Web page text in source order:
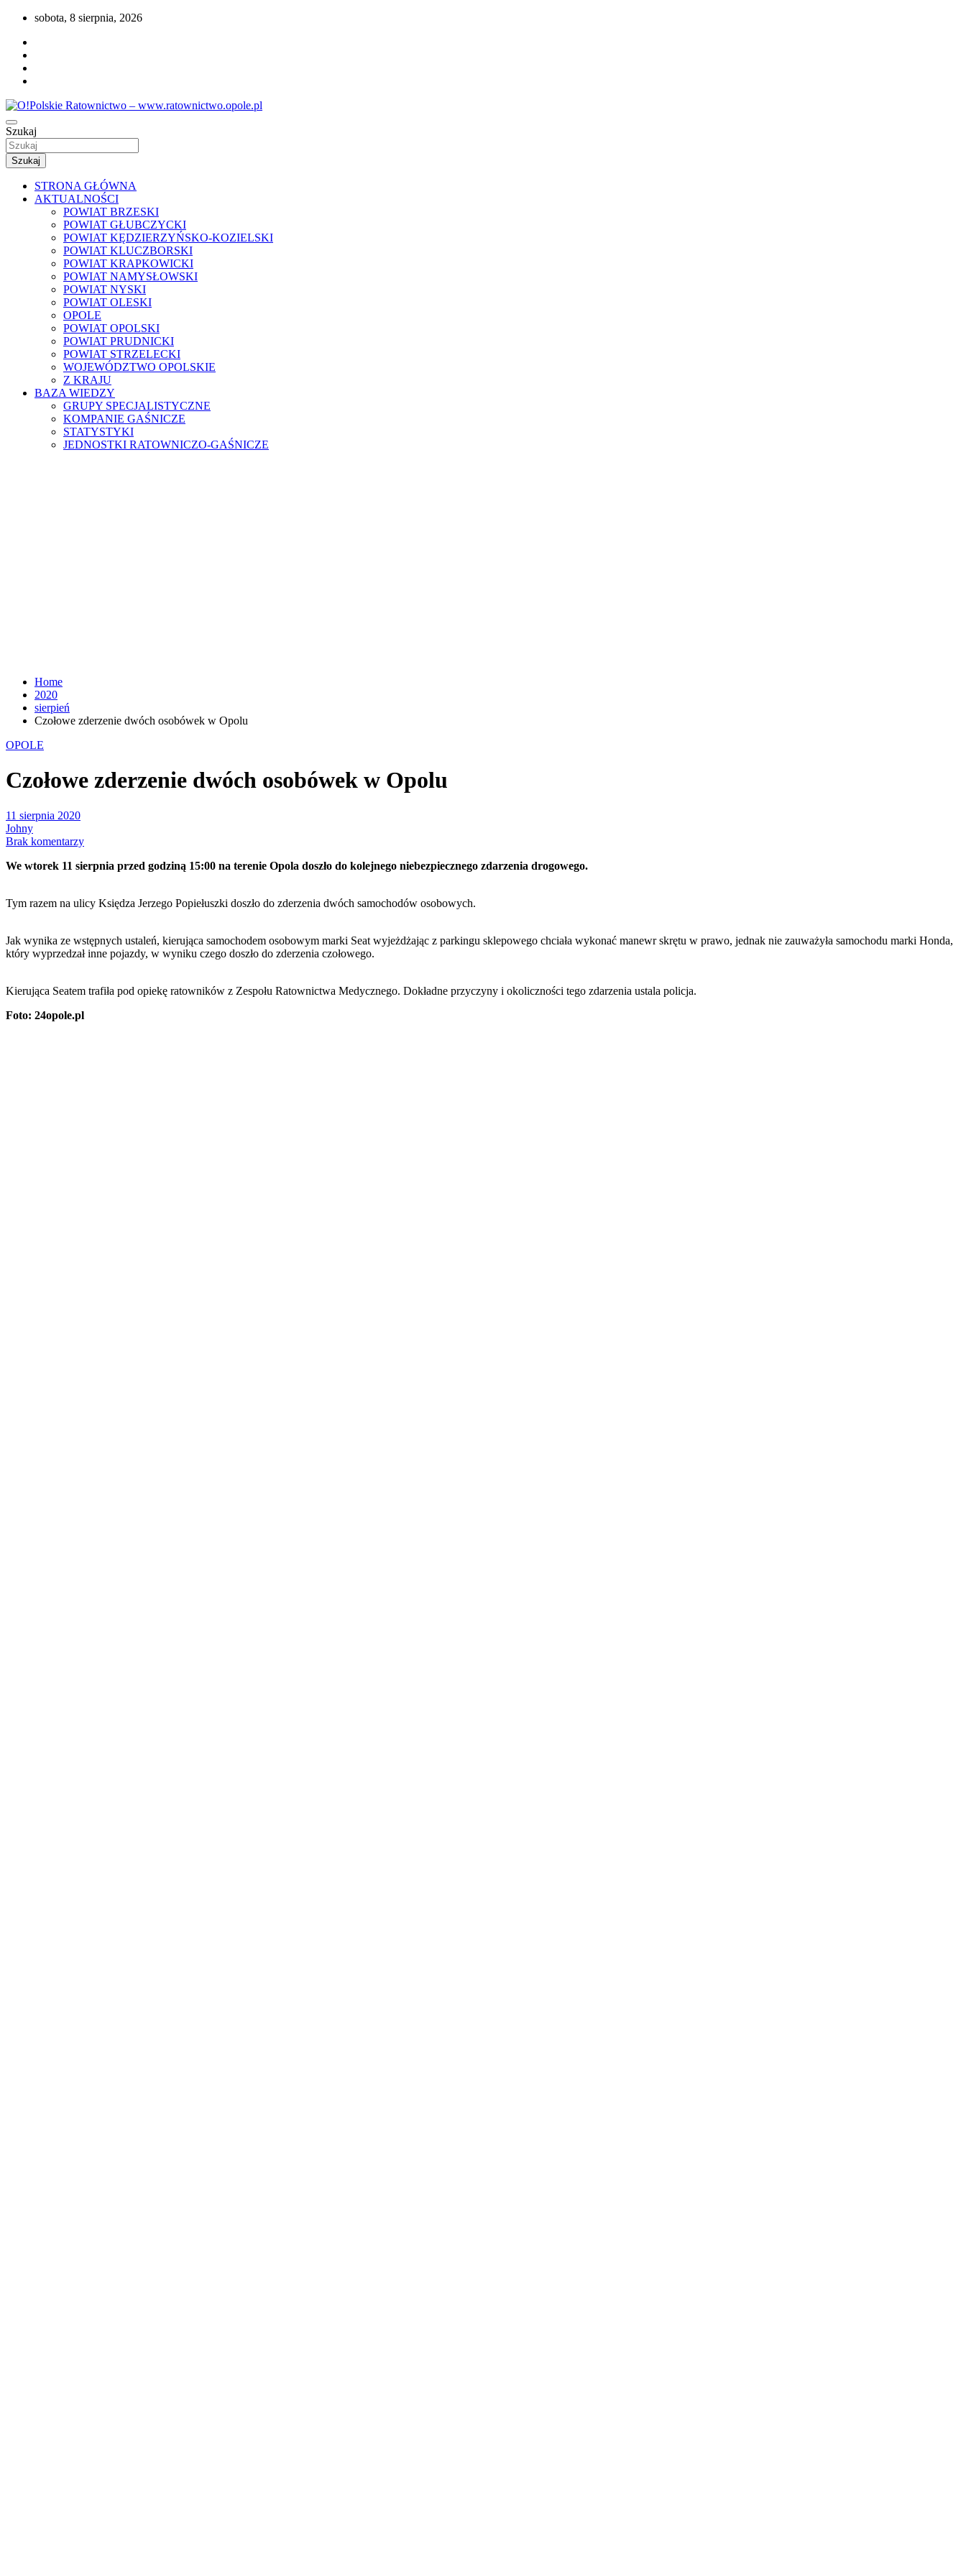
Przejdź
treści
sobota, 8 sierpnia, 2026
O!Polskie Ratownictwo – www.ratownictwo.opole.pl
Portal opolskiego i polskiego ratownictwa.
Szukaj
Szukaj
STRONA GŁÓWNA
AKTUALNOŚCI
POWIAT BRZESKI
POWIAT GŁUBCZYCKI
POWIAT KĘDZIERZYŃSKO-KOZIELSKI
POWIAT KLUCZBORSKI
POWIAT KRAPKOWICKI
POWIAT NAMYSŁOWSKI
POWIAT NYSKI
POWIAT OLESKI
OPOLE
POWIAT OPOLSKI
POWIAT PRUDNICKI
POWIAT STRZELECKI
WOJEWÓDZTWO OPOLSKIE
Z KRAJU
BAZA WIEDZY
GRUPY SPECJALISTYCZNE
KOMPANIE GAŚNICZE
STATYSTYKI
JEDNOSTKI RATOWNICZO-GAŚNICZE
Home
2020
sierpień
Czołowe zderzenie dwóch osobówek w Opolu
OPOLE
Czołowe zderzenie dwóch osobówek w Opolu
11 sierpnia 2020
Johny
Brak komentarzy
We wtorek 11 sierpnia przed godziną 15:00 na terenie Opola doszło do kolejnego niebezpiecznego zdarzenia drogowego.
Tym razem na ulicy Księdza Jerzego Popiełuszki doszło do zderzenia dwóch samochodów osobowych.
Jak wynika ze wstępnych ustaleń, kierująca samochodem osobowym marki Seat wyjeżdżając z parkingu sklepowego chciała wykonać manewr skrętu w prawo, jednak nie zauważyła samochodu marki Honda,
który wyprzedzał inne pojazdy, w wyniku czego doszło do zderzenia czołowego.
Kierująca Seatem trafiła pod opiekę ratowników z Zespołu Ratownictwa Medycznego. Dokładne przyczyny i okoliczności tego zdarzenia ustala policja.
Foto: 24opole.pl